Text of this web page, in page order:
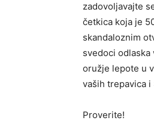
zadovoljavajte
četkica koja je
skandaloznim
svedoci odlaska
oružje lepote u
vaših trepavica
Proverite!